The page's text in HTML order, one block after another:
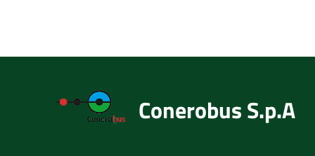
Conerobus S.p.A